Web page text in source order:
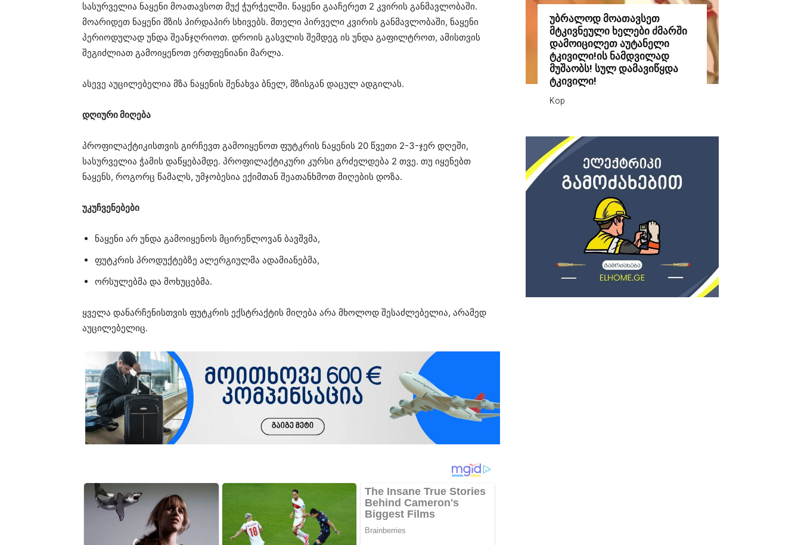
სასურველია ნაყენი მოათავსოთ მუქ ჭურჭელში. ნაყენი გააჩერეთ 2 კვირის განმავლობაში.
მოარიდეთ ნაყენი მზის პირდაპირ სხივებს. მთელი პირველი კვირის განმავლობაში, ნაყენი
პერიოდულად უნდა შეანჯღრიოთ. დროის გასვლის შემდეგ ის უნდა გაფილტროთ, ამისთვის
შეგიძლიათ გამოიყენოთ ერთფენიანი მარლა.
ასევე აუცილებელია მზა ნაყენის შენახვა ბნელ, მზისგან დაცულ ადგილას.
დღიური მიღება
პროფილაქტიკისთვის გირჩევთ გამოიყენოთ ფუტკრის ნაყენის 20 წვეთი 2-3-ჯერ დღეში,
სასურველია ჭამის დაწყებამდე. პროფილაქტიკური კურსი გრძელდება 2 თვე. თუ იყენებთ
ნაყენს, როგორც წამალს, უმჯობესია ექიმთან შეათანხმოთ მიღების დოზა.
უკუჩვენებები
ნაყენი არ უნდა გამოიყენოს მცირეწლოვან ბავშვმა,
ფუტკრის პროდუქტებზე ალერგიულმა ადამიანებმა,
ორსულებმა და მოხუცებმა.
ყველა დანარჩენისთვის ფუტკრის ექსტრაქტის მიღება არა მხოლოდ შესაძლებელია, არამედ
აუცილებელიც.
უბრალოდ მოათავსეთ
მტკივნეული ხელები ძმარში
დამოიცილეთ აუტანელი
ტკივილი!ის ნამდვილად
მუშაობს! სულ დამავიწყდა
ტკივილი!
Kop